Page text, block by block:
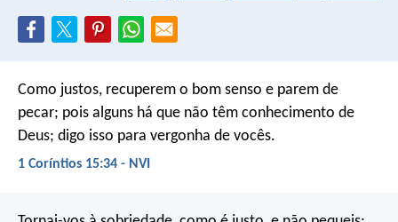
Como justos, recuperem o bom senso e parem de
pecar; pois alguns há que não têm conhecimento de
Deus; digo isso para vergonha de vocês.
1 Coríntios 15:34 - NVI